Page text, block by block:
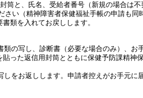
と、氏名、受給者番号（新規の場合は
い（精神障害者保健福祉手帳の申請も同
類を入れてお戻しします。
の写し、診断書（必要な場合のみ）、お
った返信用封筒とともに保健予防課精神
をお返しします。申請者控えがお手元に